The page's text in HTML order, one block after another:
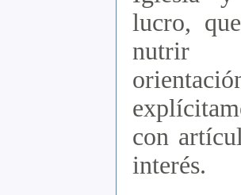
lucro,
nutrir
con
interés.